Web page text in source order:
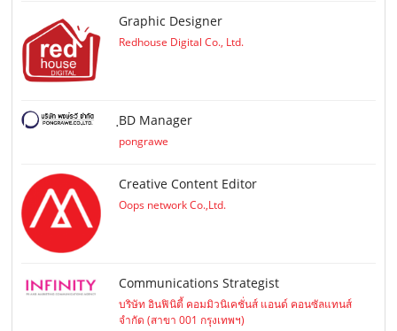
Graphic Designer
Redhouse Digital Co., Ltd.
ฺBD Manager
pongrawe
Creative Content Editor
Oops network Co.,Ltd.
Communications Strategist
บริษัท อินฟินิตี้ คอมมิวนิเคชั่นส์ แอนด์ คอนซัลแทนส์
จำกัด (สาขา 001 กรุงเทพฯ)